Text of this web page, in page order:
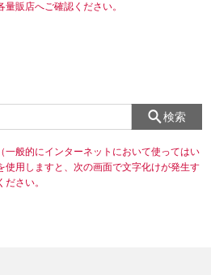
販店へご確認ください。
検索
一般的にインターネットにおいて使ってはい
使用しますと、次の画面で文字化けが発生す
さい。